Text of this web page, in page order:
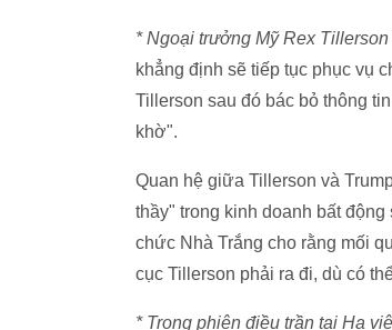
* Ngoại trưởng Mỹ Rex Tillerson
khẳng định sẽ tiếp tục phục vụ
Tillerson sau đó bác bỏ thông
khờ".
Quan hệ giữa Tillerson và
thầy" trong kinh doanh bất
chức Nhà Trắng cho rằng mối
cục Tillerson phải ra đi, dù có
* Trong phiên điều trần tại Hạ